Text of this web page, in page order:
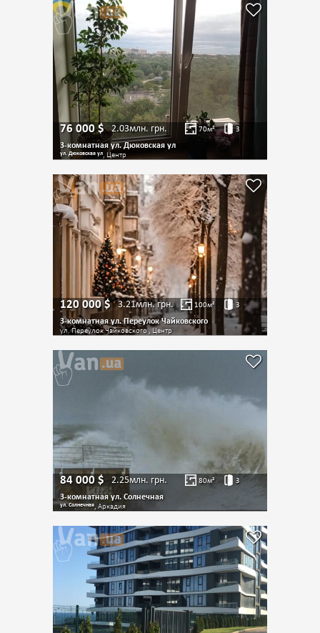
76 000$ 2.03млн. грн. 70м² 3
3-комнатная ул. Дюковская ул
ул. Дюковская ул, Центр
120 000$ 3.21млн.грн. 100м² 3
3-комнатная ул. Переулок Чайковского
ул. Переулок Чайковского , Центр
84 000 $ 2.25млн. грн. 80м² 3
3-комнатная ул. Солнечная
ул. Солнечная, Аркадия